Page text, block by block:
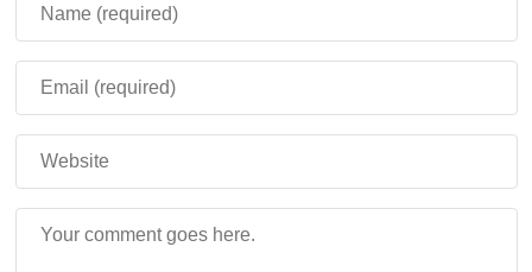
Вывод
Мод Bonsai Tree
хочетоптимизировать добычу древесиныв
Minecraft PE. Больше не нужно тратить время на